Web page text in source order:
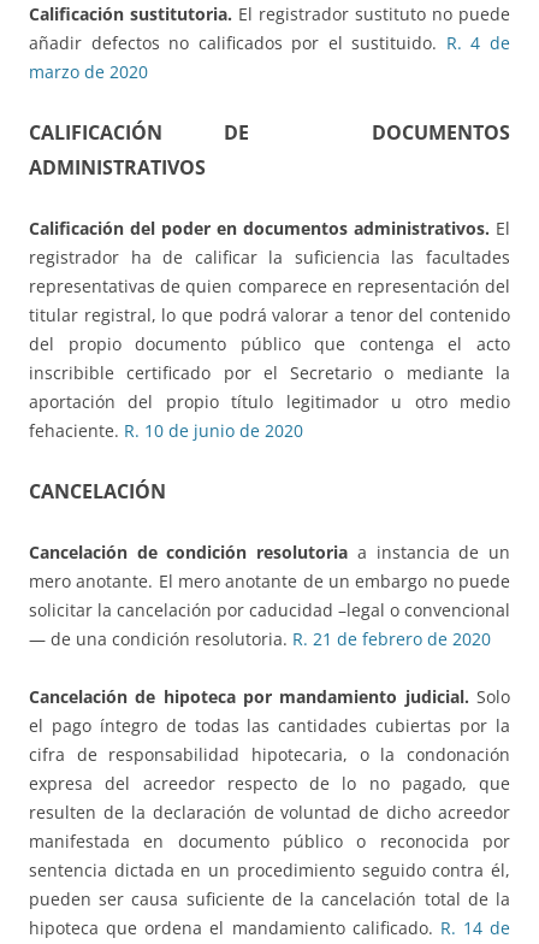
Calificación sustitutoria. El registrador sustituto no puede
añadir defectos no calificados por el sustituido. R. 4 de
marzo de 2020
CALIFICACIÓN DE DOCUMENTOS
ADMINISTRATIVOS
Calificación del poder en documentos administrativos. El
registrador ha de calificar la suficiencia las facultades
representativas de quien comparece en representación del
titular registral, lo que podrá valorar a tenor del contenido
del propio documento público que contenga el acto
inscribible certificado por el Secretario o mediante la
aportación del propio título legitimador u otro medio
fehaciente. R. 10 de junio de 2020
CANCELACIÓN
Cancelación de condición resolutoria a instancia de un
mero anotante. El mero anotante de un embargo no puede
solicitar la cancelación por caducidad –legal o convencional
— de una condición resolutoria. R. 21 de febrero de 2020
Cancelación de hipoteca por mandamiento judicial. Solo
el pago íntegro de todas las cantidades cubiertas por la
cifra de responsabilidad hipotecaria, o la condonación
expresa del acreedor respecto de lo no pagado, que
resulten de la declaración de voluntad de dicho acreedor
manifestada en documento público o reconocida por
sentencia dictada en un procedimiento seguido contra él,
pueden ser causa suficiente de la cancelación total de la
hipoteca que ordena el mandamiento calificado. R. 14 de